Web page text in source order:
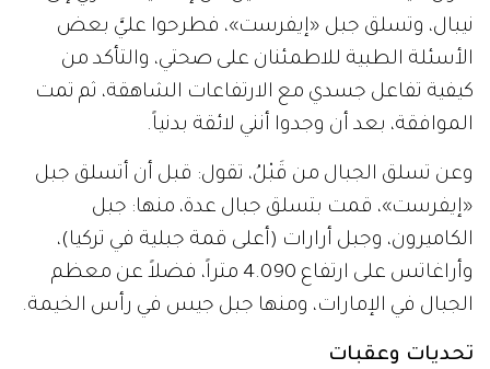
نيبال، وتسلق جبل «إيفرست»، فطرحوا عليَّ بعض
الأسئلة الطبية للاطمئنان على صحتي، والتأكد من
كيفية تفاعل جسدي مع الارتفاعات الشاهقة، ثم تمت
الموافقة، بعد أن وجدوا أنني لائقة بدنياً.
وعن تسلق الجبال من قَبْلُ، تقول: قبل أن أتسلق جبل
«إيفرست»، قمت بتسلق جبال عدة، منها: جبل
الكاميرون، وجبل أرارات (أعلى قمة جبلية في تركيا)،
وأراغاتس على ارتفاع 4.090 متراً، فضلاً عن معظم
الجبال في الإمارات، ومنها جبل جيس في رأس الخيمة.
تحديات وعقبات